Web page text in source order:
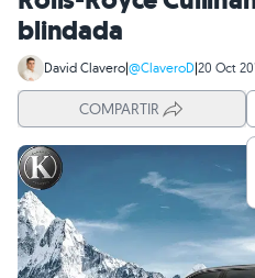
blindada
David Clavero|@ClaveroD|20 Oct
COMPARTIR